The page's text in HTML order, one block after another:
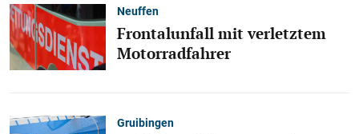
Neuffen
Frontalunfall mit verletztem
Motorradfahrer
Gruibingen